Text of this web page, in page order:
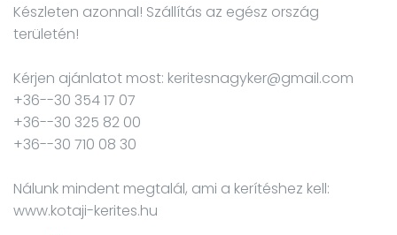
Készleten azonnal! Szállítás az egész ország
területén!
Kérjen ajánlatot most: keritesnagyker@gmail.com
+36--30 354 17 07
+36--30 325 82 00
+36--30 710 08 30
Nálunk mindent megtalál, ami a kerítéshez kell:
www.kotaji-kerites.hu